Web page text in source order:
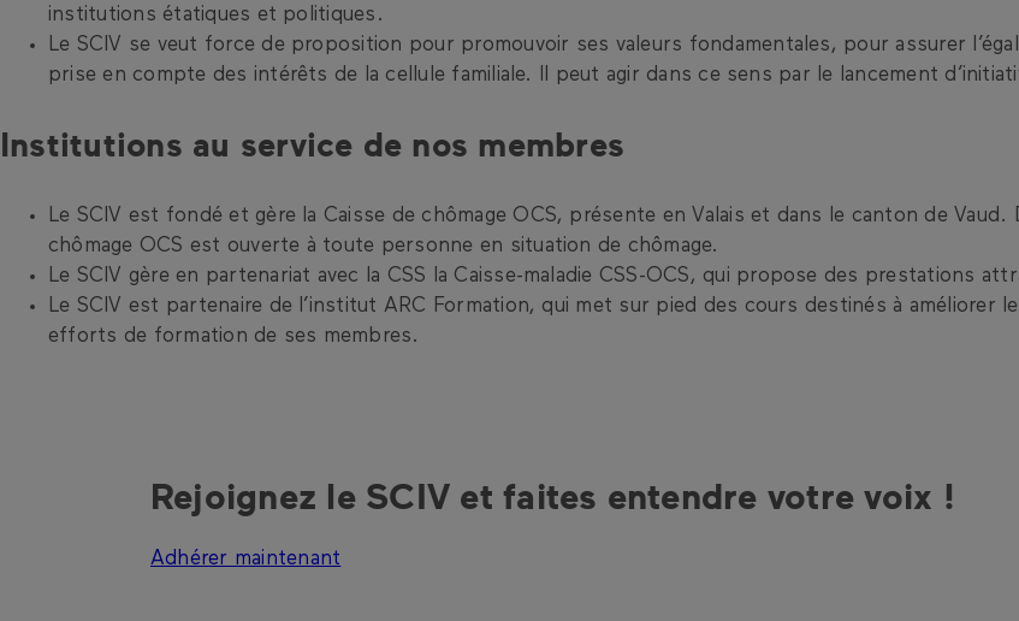
institutions étatiques et politiques.
Le SCIV se veut force de proposition pour promouvoir ses valeurs fondamentales, pour assurer
prise en compte des intérêts de la cellule familiale. Il peut agir dans ce sens par le lancement
Institutions au service de nos membres
Le SCIV est fondé et gère la Caisse de chômage OCS, présente en Valais et dans le canton de Vaud.
chômage OCS est ouverte à toute personne en situation de chômage.
Le SCIV gère en partenariat avec la CSS la Caisse-maladie CSS-OCS, qui propose des prestations
Le SCIV est partenaire de l’institut ARC Formation, qui met sur pied des cours destinés à
efforts de formation de ses membres.
Rejoignez le SCIV et faites entendre votre voix !
Adhérer maintenant